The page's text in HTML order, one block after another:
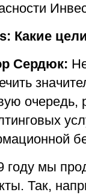
Какие
Сердюк:
очередь,
году мы
Так,